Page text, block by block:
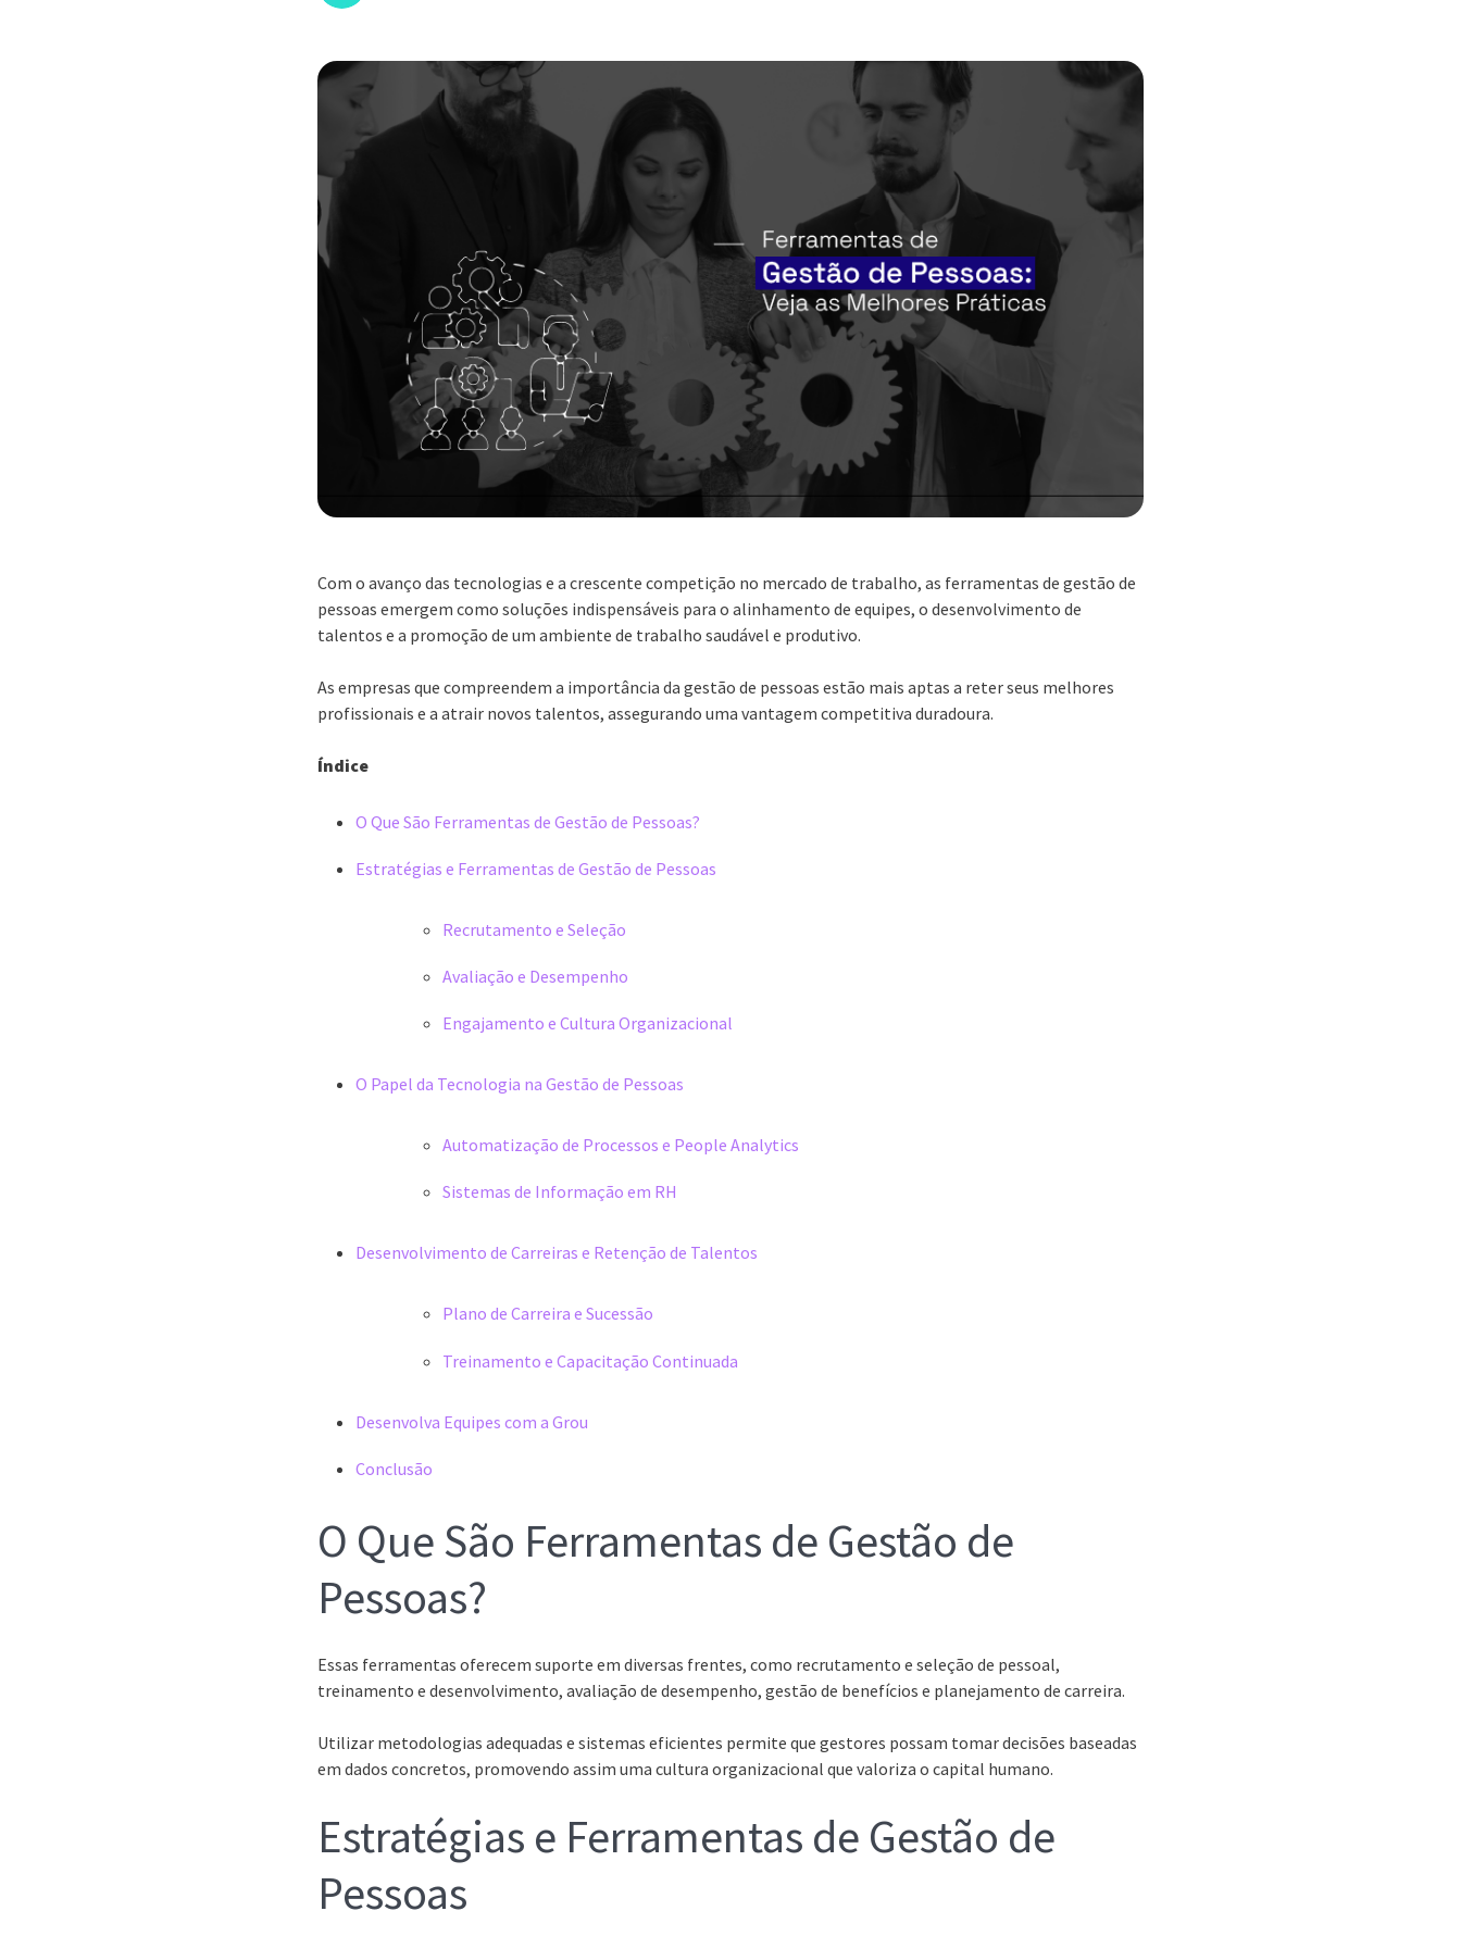
Com o avanço das tecnologias e a crescente competição no mercado de trabalho, as ferramentas de gestão de
pessoas emergem como soluções indispensáveis para o alinhamento de equipes, o desenvolvimento de
talentos e a promoção de um ambiente de trabalho saudável e produtivo.
As empresas que compreendem a importância da gestão de pessoas estão mais aptas a reter seus melhores
profissionais e a atrair novos talentos, assegurando uma vantagem competitiva duradoura.
Índice
O Que São Ferramentas de Gestão de Pessoas?
Estratégias e Ferramentas de Gestão de Pessoas
Recrutamento e Seleção
Avaliação e Desempenho
Engajamento e Cultura Organizacional
O Papel da Tecnologia na Gestão de Pessoas
Automatização de Processos e People Analytics
Sistemas de Informação em RH
Desenvolvimento de Carreiras e Retenção de Talentos
Plano de Carreira e Sucessão
Treinamento e Capacitação Continuada
Desenvolva Equipes com a Grou
Conclusão
O Que São Ferramentas de Gestão de
Pessoas?
Essas ferramentas oferecem suporte em diversas frentes, como recrutamento e seleção de pessoal,
treinamento e desenvolvimento, avaliação de desempenho, gestão de benefícios e planejamento de carreira.
Utilizar metodologias adequadas e sistemas eficientes permite que gestores possam tomar decisões baseadas
em dados concretos, promovendo assim uma cultura organizacional que valoriza o capital humano.
Estratégias e Ferramentas de Gestão de
Pessoas